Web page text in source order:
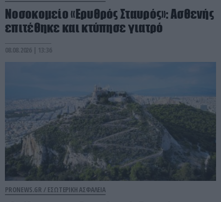
Νοσοκομείο «Ερυθρός Σταυρός»: Ασθενής
επιτέθηκε και κτύπησε γιατρό
08.08.2026 | 13:36
PRONEWS.GR / ΕΣΩΤΕΡΙΚΗ ΑΣΦΑΛΕΙΑ